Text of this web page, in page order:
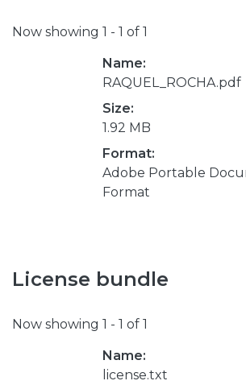
Now showing 1 - 1 of 1
Name:
RAQUEL_ROCHA.pdf
Size:
1.92 MB
Format:
Adobe Portable
Format
License bundle
Now showing 1 - 1 of 1
Name:
license.txt